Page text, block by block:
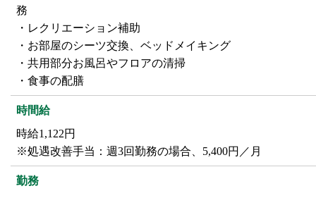
務
・レクリエーション補助
・お部屋のシーツ交換、ベッドメイキング
・共用部分お風呂やフロアの清掃
・食事の配膳
時間給
時給1,122円
※処遇改善手当：週3回勤務の場合、5,400円／月
勤務